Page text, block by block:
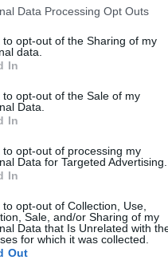
that this website/app uses one
to your visit or usage behaviour.
consent to Google and its
for below specified purposes
Data Processing Opt Outs
to opt-out of the Sharing of my
data.
In
to opt-out of the Sale of my
Data.
In
to opt-out of processing my
Data for Targeted Advertising.
In
to opt-out of Collection, Use,
Sale, and/or Sharing of my
Data that Is Unrelated with
for which it was collected.
Out
Unitedvs
szezon 5. mérkőzés
perc 43 másodperc
United 2026-08-15